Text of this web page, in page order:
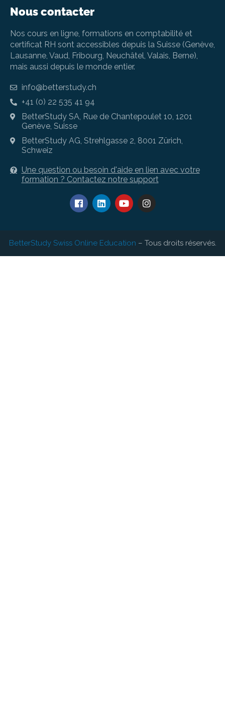
Nous contacter
Nos cours en ligne, formations en comptabilité et
certificat RH sont accessibles depuis la Suisse (Genève,
Lausanne, Vaud, Fribourg, Neuchâtel, Valais, Berne),
mais aussi depuis le monde entier.
info@betterstudy.ch
+41 (0) 22 535 41 94
BetterStudy SA, Rue de Chantepoulet 10, 1201
Genève, Suisse
BetterStudy AG, Strehlgasse 2, 8001 Zürich,
Schweiz
Une question ou besoin d'aide en lien avec votre
formation ? Contactez notre support
BetterStudy Swiss Online Education – Tous droits réservés.